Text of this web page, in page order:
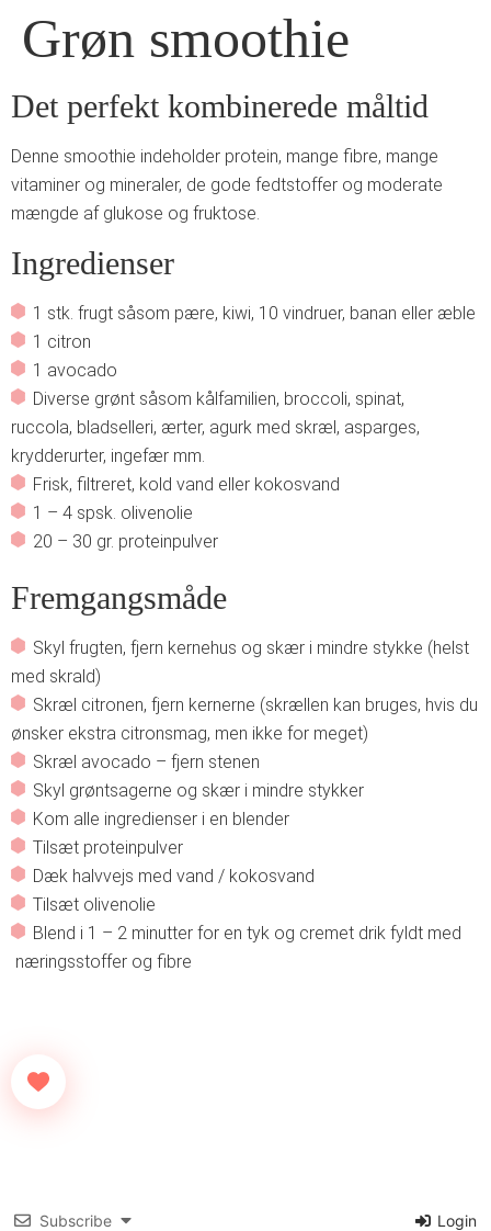
Grøn smoothie
Det perfekt kombinerede måltid
Denne smoothie indeholder protein, mange fibre, mange
vitaminer og mineraler, de gode fedtstoffer og moderate
mængde af glukose og fruktose.
Ingredienser
1 stk. frugt såsom pære, kiwi, 10 vindruer, banan eller æble
1 citron
1 avocado
Diverse grønt såsom kålfamilien, broccoli, spinat,
ruccola, bladselleri, ærter, agurk med skræl, asparges,
krydderurter, ingefær mm.
Frisk, filtreret, kold vand eller kokosvand
1 – 4 spsk. olivenolie
20 – 30 gr. proteinpulver
Fremgangsmåde
Skyl frugten, fjern kernehus og skær i mindre stykke (helst
med skrald)
Skræl citronen, fjern kernerne (skrællen kan bruges, hvis du
ønsker ekstra citronsmag, men ikke for meget)
Skræl avocado – fjern stenen
Skyl grøntsagerne og skær i mindre stykker
Kom alle ingredienser i en blender
Tilsæt proteinpulver
Dæk halvvejs med vand / kokosvand
Tilsæt olivenolie
Blend i 1 – 2 minutter for en tyk og cremet drik fyldt med
næringsstoffer og fibre
Subscribe Login